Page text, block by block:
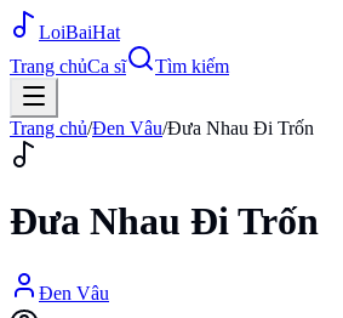
LoiBaiHat
Trang chủCa sĩ Tìm kiếm
Trang chủ/Đen Vâu/Đưa Nhau Đi Trốn
Đưa Nhau Đi Trốn
Đen Vâu